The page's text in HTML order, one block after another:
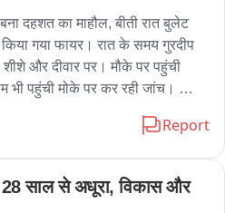
दहशत का माहौल, बीती रात बुलेट
किया गया फायर। रात के समय गुरदीप
और दीवार पर। मौके पर पहुंची
भी पहुंची मोके पर कर रही जांच।
गोली दीवार और शीशे पर लगी गई।
अपने घरों से बाहर निकल आए।
टीम मौके पर पहुंची और घटनास्थल से
Report
साल से अधूरा, विकास और